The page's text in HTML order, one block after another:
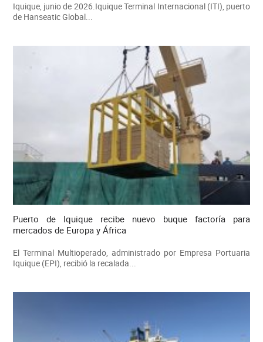
Iquique, junio de 2026.Iquique Terminal Internacional (ITI), puerto
de Hanseatic Global...
Puerto de Iquique recibe nuevo buque factoría para
mercados de Europa y África
El Terminal Multioperado, administrado por Empresa Portuaria
Iquique (EPI), recibió la recalada...